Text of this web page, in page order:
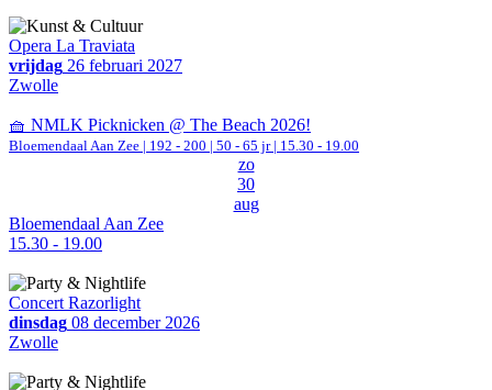
Opera La Traviata
vrijdag 26 februari 2027
Zwolle
🧺 NMLK Picknicken @ The Beach 2026!
Bloemendaal Aan Zee | 192 - 200 | 50 - 65 jr | 15.30 - 19.00
zo
30
aug
Bloemendaal Aan Zee
15.30 - 19.00
Concert Razorlight
dinsdag 08 december 2026
Zwolle